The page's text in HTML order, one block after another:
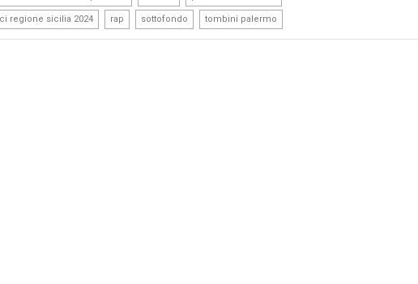
regione sicilia 2024 rap sottofondo tombini palermo